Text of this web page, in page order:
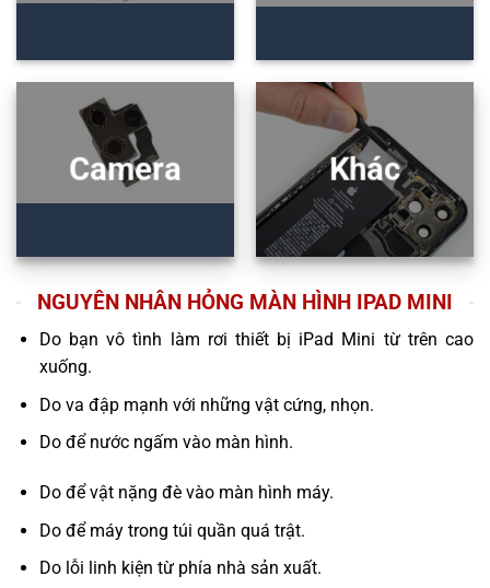
Camera Khác
NGUYÊN NHÂN HỎNG MÀN HÌNH IPAD MINI
Do bạn vô tình làm rơi thiết bị iPad Mini từ trên cao
xuống.
Do va đập mạnh với những vật cứng, nhọn.
Do để nước ngấm vào màn hình.
Do để vật nặng đè vào màn hình máy.
Do để máy trong túi quần quá trật.
Do lỗi linh kiện từ phía nhà sản xuất.